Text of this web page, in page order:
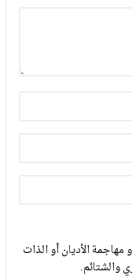
الأديان أو الذات
والشتائم.